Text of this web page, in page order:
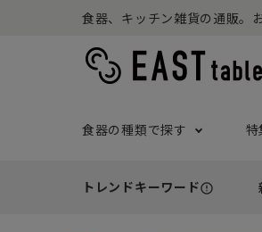
食器、キッチン雑貨の通販。
食器の種類で探す 特
トレンドキーワードerror_outline